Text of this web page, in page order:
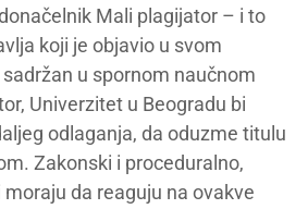
Mali plagijator – i to
koji je objavio u svom
u spornom naučnom
Univerzitet u Beogradu bi
odlaganja, da oduzme titulu
Zakonski i proceduralno,
da reaguju na ovakve